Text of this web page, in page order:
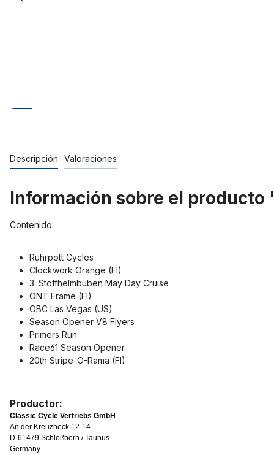
Descripción Valoraciones
Información sobre el
Contenido:
Ruhrpott Cycles
Clockwork Orange (FI)
3. Stoffhelmbuben May Day Cruise
ONT Frame (FI)
OBC Las Vegas (US)
Season Opener V8 Flyers
Primers Run
Race61 Season Opener
20th Stripe-O-Rama (FI)
Productor:
Classic Cycle Vertriebs GmbH
An der Kreuzheck 12-14
D-61479 Schloßborn / Taunus
Germany